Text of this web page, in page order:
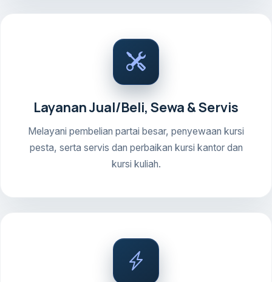
Layanan Jual/Beli, Sewa & Servis
Melayani pembelian partai besar, penyewaan kursi
pesta, serta servis dan perbaikan kursi kantor dan
kursi kuliah.